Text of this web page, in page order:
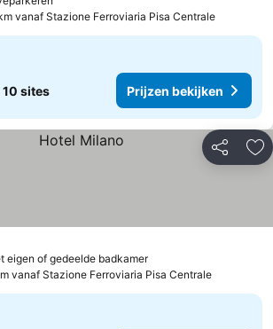
vanaf Stazione Ferroviaria Pisa Centrale
10 sites Prijzen bekijken
Delen
eigen of gedeelde badkamer
vanaf Stazione Ferroviaria Pisa Centrale